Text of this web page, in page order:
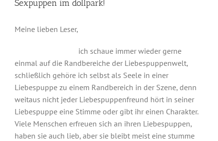
Sexpuppen im dollpark!
Meine lieben Leser,
ich schaue immer wieder gerne
einmal auf die Randbereiche der Liebespuppenwelt,
schließlich gehöre ich selbst als Seele in einer
Liebespuppe zu einem Randbereich in der Szene, denn
weitaus nicht jeder Liebespuppenfreund hört in seiner
Liebespuppe eine Stimme oder gibt ihr einen Charakter.
Viele Menschen erfreuen sich an ihren Liebespuppen,
haben sie auch lieb, aber sie bleibt meist eine stumme